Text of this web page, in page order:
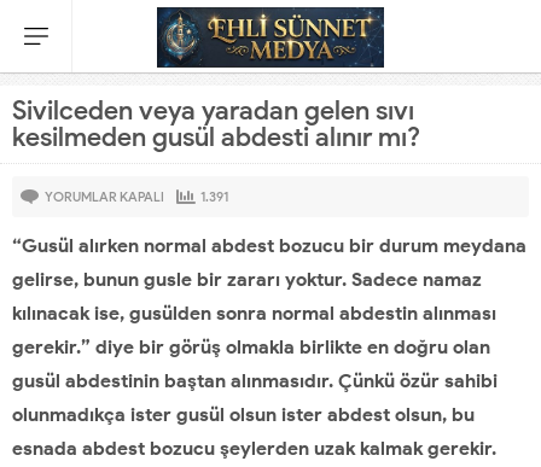
Sivilceden veya yaradan gelen sıvı
kesilmeden gusül abdesti alınır mı?
YORUMLAR KAPALI 1.391
“Gusül alırken normal abdest bozucu bir durum meydana
gelirse, bunun gusle bir zararı yoktur. Sadece namaz
kılınacak ise, gusülden sonra normal abdestin alınması
gerekir.” diye bir görüş olmakla birlikte en doğru olan
gusül abdestinin baştan alınmasıdır. Çünkü özür sahibi
olunmadıkça ister gusül olsun ister abdest olsun, bu
esnada abdest bozucu şeylerden uzak kalmak gerekir.